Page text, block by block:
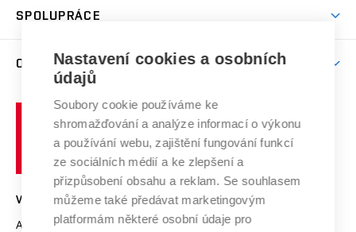
Celoživotní vzdělávání
E-přihláška
Harmonogram akademického roku
Závěrečné práce
Doktorské studium
Zpracování osobních údajů studentů
Sociální bezpečí
Studium bez bariér
Podpora podnikání
Mezinárodní vědecká rada
Systém zajišťování kvality výzkumu
Výzkumné infrastruktury
Transfer znalostí
Open Science
Projekty
Projekty ze strukturálních fondů
SPOLUPRÁCE
Zahraniční spolupráce
Spolupráce se školami
Služby univerzity
Mezinárodní dohody
Univerzitní sítě
O UNIVERZITĚ
Profil univerzity
Udržitelná univerzita
Podnikavá univerzita / ContriBUTe
Bezpečná univerzita
Vyznamenání
učení
technické
VYSOKÉ UČENÍ TECHNICKÉ V BRNĚ
Antonínská 548/1
www.vut.cz
Nastavení cookies a osobních
údajů
Soubory cookie používáme ke
shromažďování a analýze informací o výkonu
a používání webu, zajištění fungování funkcí
ze sociálních médií a ke zlepšení a
přizpůsobení obsahu a reklam. Se souhlasem
můžeme také předávat marketingovým
platformám některé osobní údaje pro